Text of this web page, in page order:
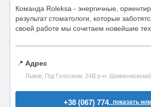
Команда Roleksa - энергичные,
результат стоматологи, которые
своей работе мы сочетаем новейшие
📍 Адрес
Львов, Під Голоском, 24В р-н. Шевченковский
+38 (067) 774..показать